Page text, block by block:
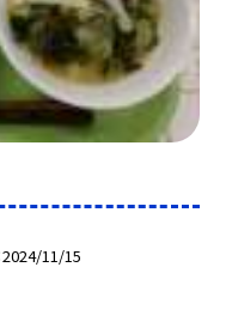
2024/11/15